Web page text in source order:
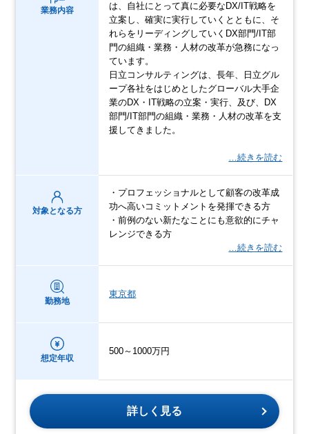
業務内容
は、自社にとって真に必要なDX/IT戦略を
立案し、確実に実行していくとともに、そ
れらをリーディングしていくDX部門/IT部
門の組織・業務・人材の改革が急務になっ
ています。
日立コンサルティングは、長年、日立グル
ープ各社をはじめとしたグローバル大手企
業のDX・IT戦略の立案・実行、及び、DX
部門/IT部門の組織・業務・人材の改革を支
援してきました。
…続きを読む
対象となる方
・プロフェッショナルとして顧客の改革成
功へ高いコミットメントを発揮できる方
・前例のない新たなことにも意欲的にチャ
レンジできる方
…続きを読む
勤務地
東京都
想定年収
500～1000万円
詳しく見る